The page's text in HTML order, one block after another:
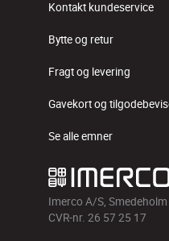
Kontakt kundeservice
Bytte og retur
Fragt og levering
Gavekort og
Se alle emner
Imerco A/S,
CVR-nr. 26 57 25 17